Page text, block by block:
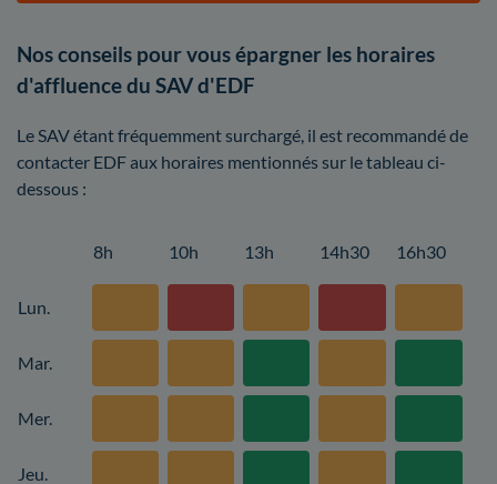
Nos conseils pour vous épargner les horaires
d'affluence du SAV d'EDF
Le SAV étant fréquemment surchargé, il est recommandé de
contacter EDF aux horaires mentionnés sur le tableau ci-
dessous :
8h 10h 13h 14h30 16h30
Lun.
Mar.
Mer.
Jeu.